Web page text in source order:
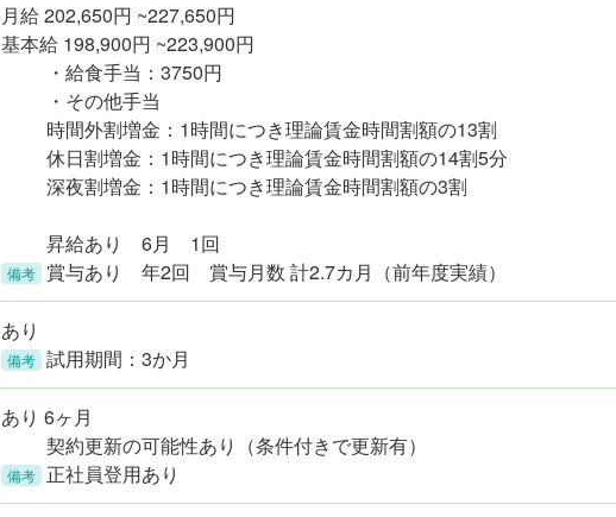
月給202,650円 ~227,650円
基本給 198,900円 ~223,900円
備考
・給食手当：3750円
・その他手当
時間外割増金：1時間につき理論賃金時間割額の13割
休日割増金：1時間につき理論賃金時間割額の14割5分
深夜割増金：1時間につき理論賃金時間割額の3割
昇給あり 6月 1回
賞与あり 年2回 賞与月数 計2.7カ月（前年度実績）
あり
備考 試用期間：3か月
あり 6ヶ月
備考
契約更新の可能性あり（条件付きで更新有）
正社員登用あり